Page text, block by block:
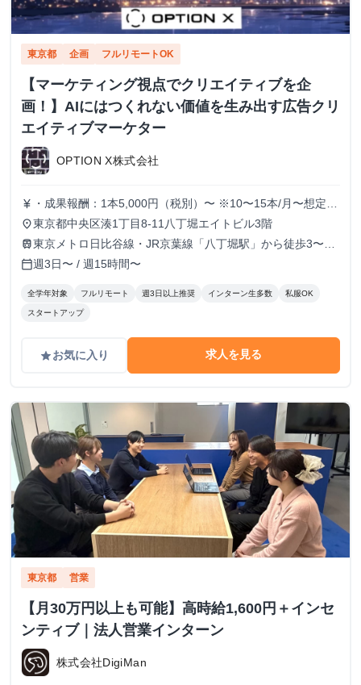
東京都 企画 フルリモートOK
【マーケティング視点でクリエイティブを企
画！】AIにはつくれない価値を生み出す広告クリ
エイティブマーケター
OPTION X株式会社
currency_yen ・成果報酬：1本5,000円（税別）〜 ※10〜15本/月〜想定
※経験、実績、能力等によって変動 ※トライアル期間の場
合変動あり
place東京都中央区湊1丁目8-11八丁堀エイトビル3階
train東京メトロ日比谷線・JR京葉線「八丁堀駅」から徒歩3〜6
分
calendar_today週3日〜 / 週15時間〜
全学年対象 フルリモート 週3日以上推奨 インターン生多数 私服OK
スタートアップ
gradeお気に入り 求人を見る
東京都 営業
【月30万円以上も可能】高時給1,600円＋インセ
ンティブ｜法人営業インターン
株式会社DigiMan